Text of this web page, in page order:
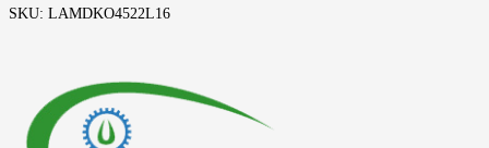
SKU: LAMDKO4522L16